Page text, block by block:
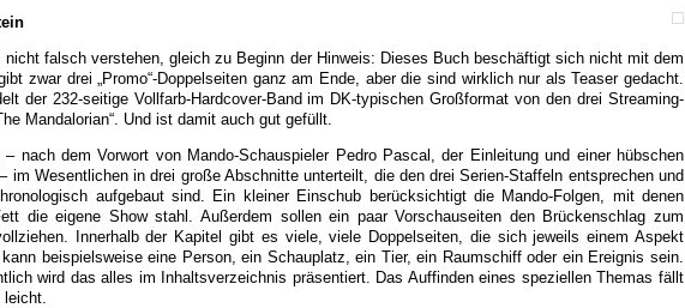
nicht falsch verstehen, gleich zu Beginn der Hinweis: Dieses Buch beschäftigt sich nicht mit dem
zwar drei „Promo“-Doppelseiten ganz am Ende, aber die sind wirklich nur als Teaser gedacht.
der 232-seitige Vollfarb-Hardcover-Band im DK-typischen Großformat von den drei Streaming-
Mandalorian“. Und ist damit auch gut gefüllt.
nach dem Vorwort von Mando-Schauspieler Pedro Pascal, der Einleitung und einer hübschen
im Wesentlichen in drei große Abschnitte unterteilt, die den drei Serien-Staffeln entsprechen und
aufgebaut sind. Ein kleiner Einschub berücksichtigt die Mando-Folgen, mit denen
die eigene Show stahl. Außerdem sollen ein paar Vorschauseiten den Brückenschlag zum
Innerhalb der Kapitel gibt es viele, viele Doppelseiten, die sich jeweils einem Aspekt
beispielsweise eine Person, ein Schauplatz, ein Tier, ein Raumschiff oder ein Ereignis sein.
wird das alles im Inhaltsverzeichnis präsentiert. Das Auffinden eines speziellen Themas fällt